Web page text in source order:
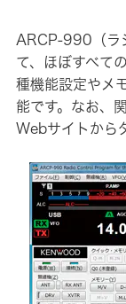
ARCP-990（ラ
て、ほぼすべて
種機能設定やメ
能です。なお、
Webサイトから